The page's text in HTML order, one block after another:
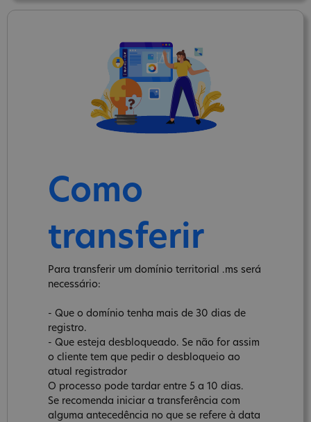
Como
transferir
Para transferir um domínio territorial .ms será
necessário:
- Que o domínio tenha mais de 30 dias de
registro.
- Que esteja desbloqueado. Se não for assim
o cliente tem que pedir o desbloqueio ao
atual registrador
O processo pode tardar entre 5 a 10 dias.
Se recomenda iniciar a transferência com
alguma antecedência no que se refere à data